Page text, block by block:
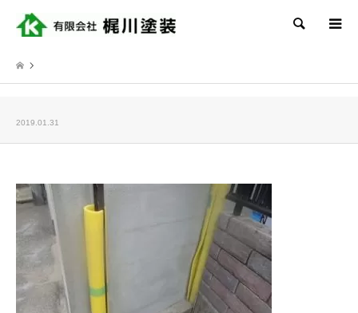
検索
2019.01.31